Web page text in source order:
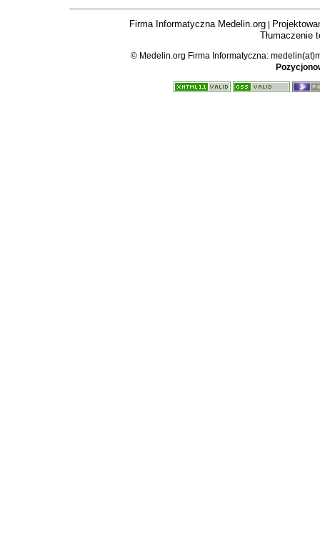
Firma Informatyczna Medelin.org
Tłumaczenie
© Medelin.org Firma Informatyczna: